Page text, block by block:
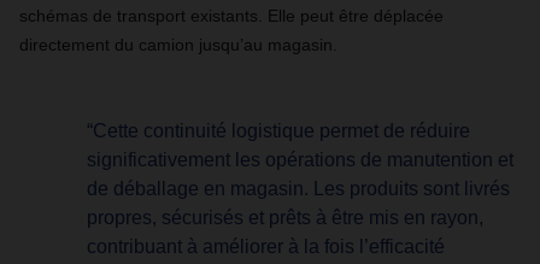
schémas de transport existants. Elle peut être déplacée
directement du camion jusqu’au magasin.
“Cette continuité logistique permet de réduire
significativement les opérations de manutention et
de déballage en magasin. Les produits sont livrés
propres, sécurisés et prêts à être mis en rayon,
contribuant à améliorer à la fois l’efficacité